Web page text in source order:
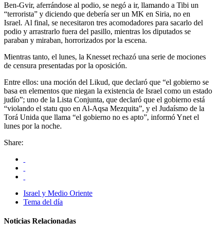
Ben-Gvir, aferrándose al podio, se negó a ir, llamando a Tibi un
“terrorista” y diciendo que debería ser un MK en Siria, no en
Israel. Al final, se necesitaron tres acomodadores para sacarlo del
podio y arrastrarlo fuera del pasillo, mientras los diputados se
paraban y miraban, horrorizados por la escena.
Mientras tanto, el lunes, la Knesset rechazó una serie de mociones
de censura presentadas por la oposición.
Entre ellos: una moción del Likud, que declaró que “el gobierno se
basa en elementos que niegan la existencia de Israel como un estado
judío”; uno de la Lista Conjunta, que declaró que el gobierno está
“violando el statu quo en Al-Aqsa Mezquita”, y el Judaísmo de la
Torá Unida que llama “el gobierno no es apto”, informó Ynet el
lunes por la noche.
Share:
Israel y Medio Oriente
Tema del día
Noticias Relacionadas